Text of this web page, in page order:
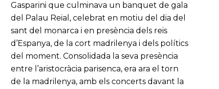
Gasparini que culminava un banquet de gala
del Palau Reial, celebrat en motiu del dia del
sant del monarca i en presència dels reis
d’Espanya, de la cort madrilenya i dels polítics
del moment. Consolidada la seva presència
entre l’aristocràcia parisenca, era ara el torn
de la madrilenya, amb els concerts davant la